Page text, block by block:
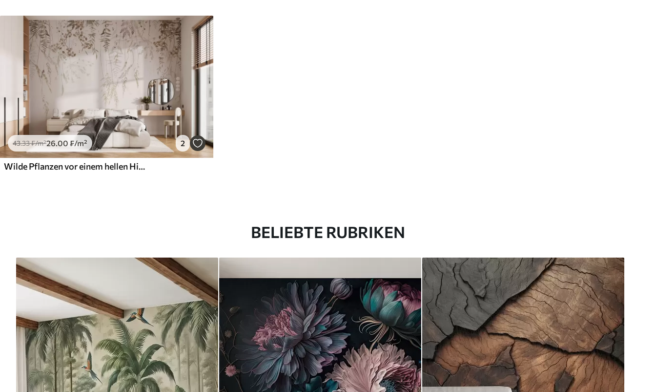
43.33₣/m²26.00 ₣/m² 2
Wilde Pflanzen vor einem hellen Hintergrund aufhängen
BELIEBTE RUBRIKEN